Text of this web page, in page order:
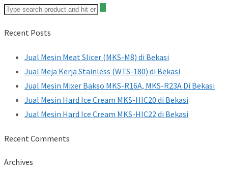
Recent Posts
Jual Mesin Meat Slicer (MKS-M8) di Bekasi
Jual Meja Kerja Stainless (WTS-180) di Bekasi
Jual Mesin Mixer Bakso MKS-R16A, MKS-R23A Di Bekasi
Jual Mesin Hard Ice Cream MKS-HIC20 di Bekasi
Jual Mesin Hard Ice Cream MKS-HIC22 di Bekasi
Recent Comments
Archives